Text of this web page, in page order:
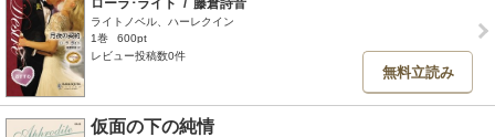
ライトノベル、ハーレクイン
1巻
600pt
レビュー投稿数0件
無料立読み
仮面の下の純情